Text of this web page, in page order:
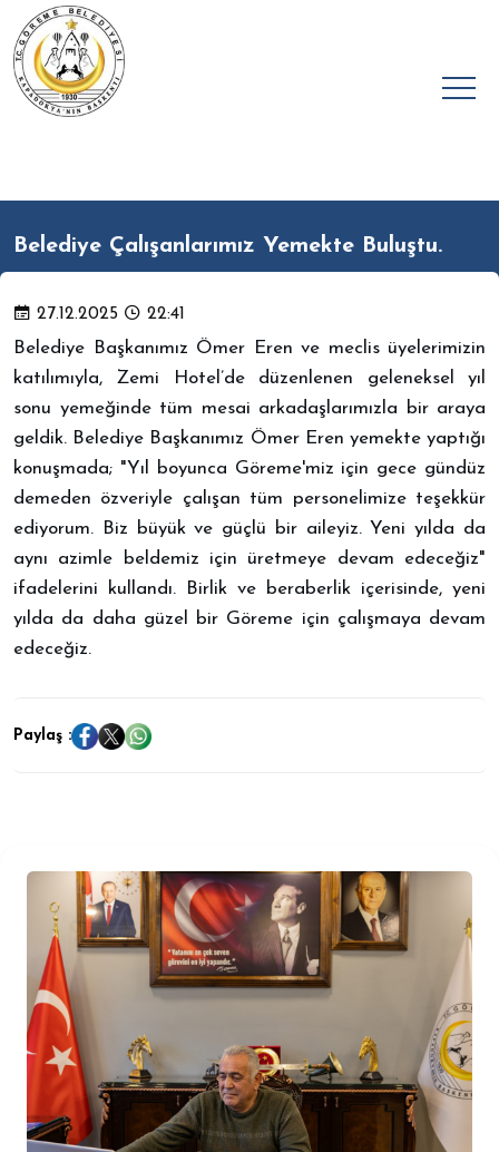
Belediye Çalışanlarımız Yemekte Buluştu.
27.12.2025 22:41
Belediye Başkanımız Ömer Eren ve meclis üyelerimizin
katılımıyla, Zemi Hotel’de düzenlenen geleneksel yıl
sonu yemeğinde tüm mesai arkadaşlarımızla bir araya
geldik. Belediye Başkanımız Ömer Eren yemekte yaptığı
konuşmada; "Yıl boyunca Göreme'miz için gece gündüz
demeden özveriyle çalışan tüm personelimize teşekkür
ediyorum. Biz büyük ve güçlü bir aileyiz. Yeni yılda da
aynı azimle beldemiz için üretmeye devam edeceğiz"
ifadelerini kullandı. ​Birlik ve beraberlik içerisinde, yeni
yılda da daha güzel bir Göreme için çalışmaya devam
edeceğiz.
Paylaş :